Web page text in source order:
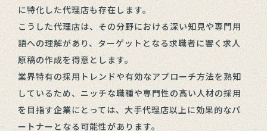
に特化した代理店も存在します。
こうした代理店は、その分野における深い知見や専門用
語への理解があり、ターゲットとなる求職者に響く求人
原稿の作成を得意とします。
業界特有の採用トレンドや有効なアプローチ方法を熟知
しているため、ニッチな職種や専門性の高い人材の採用
を目指す企業にとっては、大手代理店以上に効果的なパ
ートナーとなる可能性があります。